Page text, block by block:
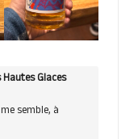
Glaces
semble, à